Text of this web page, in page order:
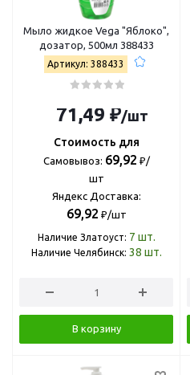
Мыло жидкое Vega "Яблоко",
дозатор, 500мл 388433
Артикул: 388433
71,49 ₽/шт
Стоимость для
Самовывоз: 69,92 ₽/
шт
Яндекс Доставка:
69,92 ₽/шт
Наличие Златоуст: 7 шт.
Наличие Челябинск: 38 шт.
В корзину